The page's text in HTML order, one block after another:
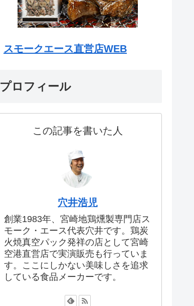
スモークエース直営店WEB
プロフィール
この記事を書いた人
穴井浩児
創業1983年、宮崎地鶏燻製専門店ス
モーク・エース代表穴井です。鶏炭
火焼真空パック発祥の店として宮崎
空港直営店で実演販売も行っていま
す。ここにしかない美味しさを追求
している食品メーカーです。